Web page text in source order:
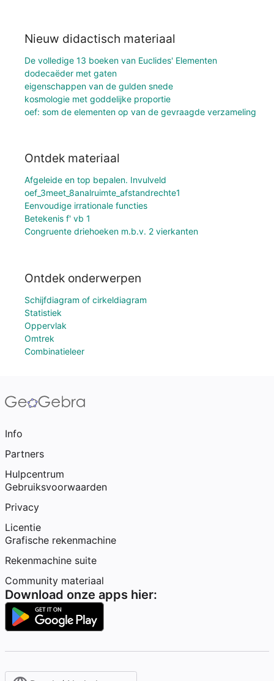
Nieuw didactisch materiaal
De volledige 13 boeken van Euclides' Elementen
dodecaëder met gaten
eigenschappen van de gulden snede
kosmologie met goddelijke proportie
oef: som de elementen op van de gevraagde verzameling
Ontdek materiaal
Afgeleide en top bepalen. Invulveld
oef_3meet_8analruimte_afstandrechte1
Eenvoudige irrationale functies
Betekenis f' vb 1
Congruente driehoeken m.b.v. 2 vierkanten
Ontdek onderwerpen
Schijfdiagram of cirkeldiagram
Statistiek
Oppervlak
Omtrek
Combinatieleer
Info
Partners
Hulpcentrum
Gebruiksvoorwaarden
Privacy
Licentie
Grafische rekenmachine
Rekenmachine suite
Community materiaal
Download onze apps hier: